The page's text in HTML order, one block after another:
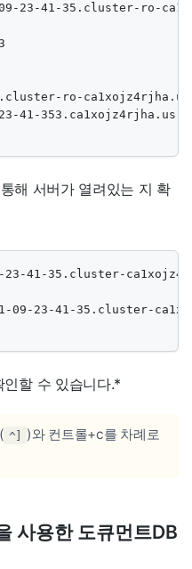
23-41-35.cluster-ro-
ro-ca1xojz4rjha.us-
41-353.ca1xojz4rjha.us-
해 서버가 열려있는 지 확
41-35.cluster-
09-23-41-35.cluster-
할 수 있습니다.*
^]
)와 컨트롤+c를 차례로
사용한 도큐먼트DB